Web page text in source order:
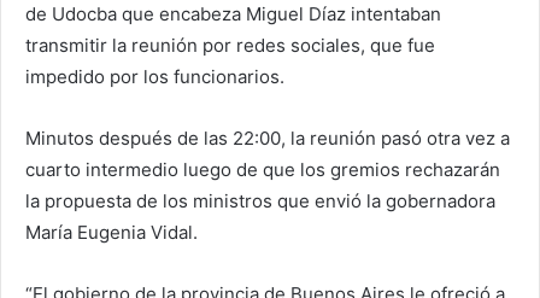
de Udocba que encabeza Miguel Díaz intentaban
transmitir la reunión por redes sociales, que fue
impedido por los funcionarios.
Minutos después de las 22:00, la reunión pasó otra vez a
cuarto intermedio luego de que los gremios rechazarán
la propuesta de los ministros que envió la gobernadora
María Eugenia Vidal.